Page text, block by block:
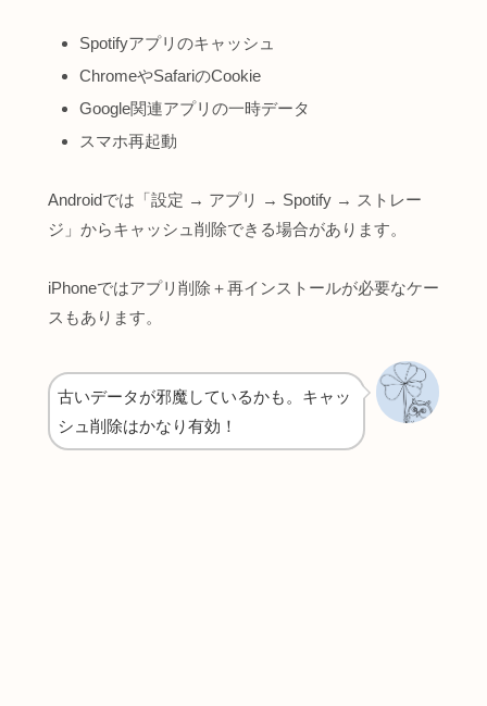
Spotifyアプリのキャッシュ
ChromeやSafariのCookie
Google関連アプリの一時データ
スマホ再起動
Androidでは「設定 → アプリ → Spotify → ストレー
ジ」からキャッシュ削除できる場合があります。
iPhoneではアプリ削除＋再インストールが必要なケー
スもあります。
古いデータが邪魔しているかも。キャッ
シュ削除はかなり有効！